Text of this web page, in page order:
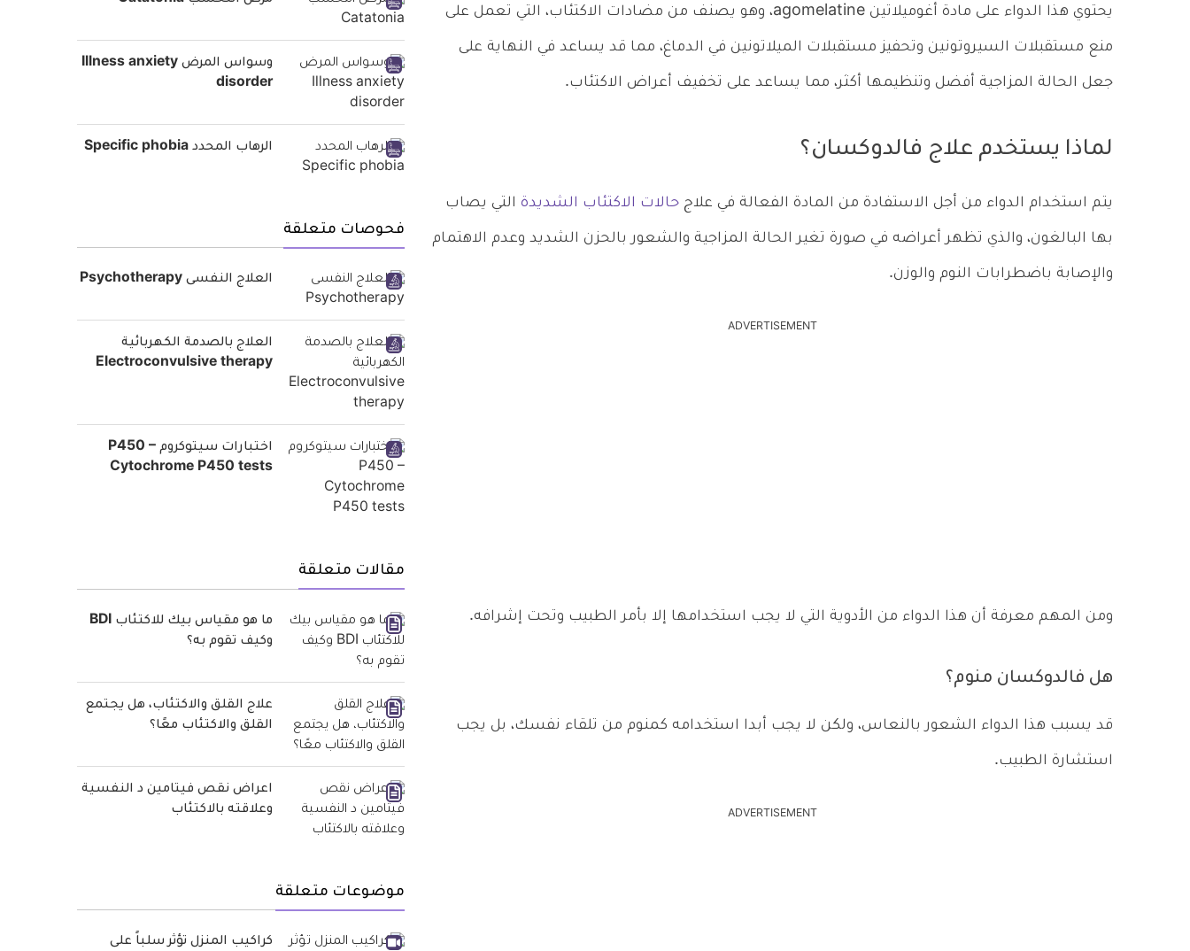
يحتوي هذا الدواء على مادة أغوميلاتين agomelatine، وهو يصنف من مضادات الاكتئاب، التي تعمل على
منع مستقبلات السيروتونين وتحفيز مستقبلات الميلاتونين في الدماغ، مما قد يساعد في النهاية على
جعل الحالة المزاجية أفضل وتنظيمها أكثر، مما يساعد على تخفيف أعراض الاكتئاب.
لماذا يستخدم علاج فالدوكسان؟
يتم استخدام الدواء من أجل الاستفادة من المادة الفعالة في علاج حالات الاكتئاب الشديدة التي يصاب
بها البالغون، والذي تظهر أعراضه في صورة تغير الحالة المزاجية والشعور بالحزن الشديد وعدم الاهتمام
والإصابة باضطرابات النوم والوزن.
ADVERTISEMENT
ومن المهم معرفة أن هذا الدواء من الأدوية التي لا يجب استخدامها إلا بأمر الطبيب وتحت إشرافه.
هل فالدوكسان منوم؟
قد يسبب هذا الدواء الشعور بالنعاس، ولكن لا يجب أبدا استخدامه كمنوم من تلقاء نفسك، بل يجب
استشارة الطبيب.
ADVERTISEMENT
وسواس المرض Illness anxiety
disorder
الرهاب المحدد Specific phobia
فحوصات متعلقة
العلاج النفسى Psychotherapy
العلاج بالصدمة الكهربائية
Electroconvulsive therapy
اختبارات سيتوكروم P450 –
Cytochrome P450 tests
مقالات متعلقة
ما هو مقياس بيك للاكتئاب BDI
وكيف تقوم به؟
علاج القلق والاكتئاب، هل يجتمع
القلق والاكتئاب معًا؟
اعراض نقص فيتامين د النفسية
وعلاقته بالاكتئاب
موضوعات متعلقة
كراكيب المنزل تؤثر سلباً على